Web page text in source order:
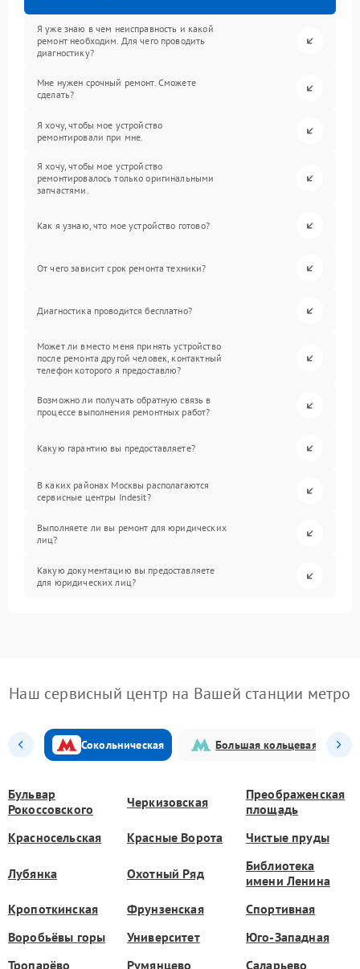
Я уже знаю в чем неисправность и какой
ремонт необходим. Для чего проводить
диагностику?
Мне нужен срочный ремонт. Сможете
сделать?
Я хочу, чтобы мое устройство
ремонтировали при мне.
Я хочу, чтобы мое устройство
ремонтировалось только оригинальными
запчастями.
Как я узнаю, что мое устройство готово?
От чего зависит срок ремонта техники?
Диагностика проводится бесплатно?
Может ли вместо меня принять устройство
после ремонта другой человек, контактный
телефон которого я предоставлю?
Возможно ли получать обратную связь в
процессе выполнения ремонтных работ?
Какую гарантию вы предоставляете?
В каких районах Москвы располагаются
сервисные центры Indesit?
Выполняете ли вы ремонт для юридических
лиц?
Какую документацию вы предоставляете
для юридических лиц?
Наш сервисный центр на Вашей станции метро
Сокольническая Большая кольцевая
Бульвар
Рокоссовского
Черкизовская
Преображенская
площадь
Красносельская
Красные Ворота Чистые пруды
Лубянка Охотный Ряд
Библиотека
имени Ленина
Кропоткинская
Фрунзенская
Спортивная
Воробьёвы горы
Университет
Юго-Западная
Тропарёво
Румянцево Саларьево